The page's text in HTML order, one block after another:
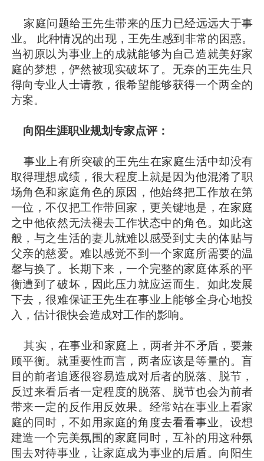
家庭问题给王先生带来的压力已经远远大于事
业。 此种情况的出现，王先生感到非常的困惑。
当初原以为事业上的成就能够为自己造就美好家
庭的梦想，俨然被现实破坏了。无奈的王先生只
得向专业人士请教，很希望能够获得一个两全的
方案。
向阳生涯职业规划专家点评：
事业上有所突破的王先生在家庭生活中却没有
取得理想成绩，很大程度上就是因为他混淆了职
场角色和家庭角色的原因，他始终把工作放在第
一位，不仅把工作带回家，更关键地是，在家庭
之中他依然无法褪去工作状态中的角色。如此这
般，与之生活的妻儿就难以感受到丈夫的体贴与
父亲的慈爱。难以感觉不到一个家庭所需要的温
馨与换了。长期下来，一个完整的家庭体系的平
衡遭到了破坏，因此压力就应运而生。如此发展
下去，很难保证王先生在事业上能够全身心地投
入，估计很快会造成对工作的影响。
其实，在事业和家庭上，两者并不矛盾，要兼
顾平衡。就重要性而言，两者应该是等量的。盲
目的前者追逐很容易造成对后者的脱落、脱节，
反过来看后者一定程度的脱落、脱节也会为前者
带来一定的反作用反效果。经常站在事业上看家
庭的同时，不如用家庭的角度去看看事业。设想
建造一个完美氛围的家庭同时，互补的用这种氛
围去对待事业，让家庭成为事业的后盾。向阳生